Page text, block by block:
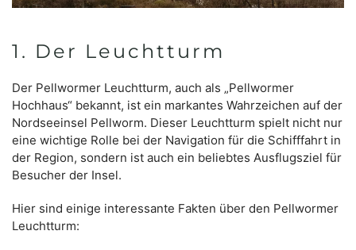
1. Der Leuchtturm​
Der Pellwormer Leuchtturm, auch als „Pellwormer
Hochhaus“ bekannt, ist ein markantes Wahrzeichen auf der
Nordseeinsel Pellworm. Dieser Leuchtturm spielt nicht nur
eine wichtige Rolle bei der Navigation für die Schifffahrt in
der Region, sondern ist auch ein beliebtes Ausflugsziel für
Besucher der Insel.
Hier sind einige interessante Fakten über den Pellwormer
Leuchtturm: